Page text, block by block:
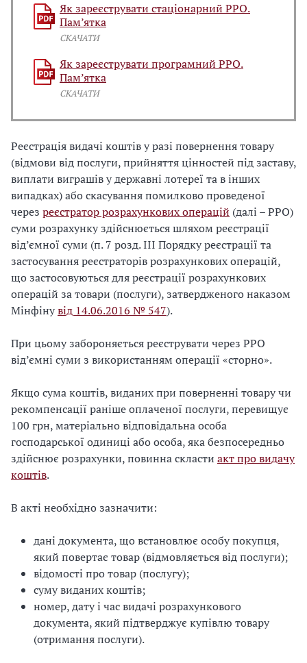
Як зареєструвати стаціонарний РРО.
Пам’ятка
СКАЧАТИ
Як зареєструвати програмний РРО.
Пам’ятка
СКАЧАТИ
Реєстрація видачі коштів у разі повернення товару
(відмови від послуги, прийняття цінностей під заставу,
виплати виграшів у державні лотереї та в інших
випадках) або скасування помилково проведеної
через реєстратор розрахункових операцій (далі – РРО)
суми розрахунку здійснюється шляхом реєстрації
від’ємної суми (п. 7 розд. III Порядку реєстрації та
застосування реєстраторів розрахункових операцій,
що застосовуються для реєстрації розрахункових
операцій за товари (послуги), затвердженого наказом
Мінфінувід 14.06.2016 № 547).
При цьому забороняється реєструвати через РРО
від’ємні суми з використанням операції «сторно».
Якщо сума коштів, виданих при поверненні товару чи
рекомпенсації раніше оплаченої послуги, перевищує
100 грн, матеріально відповідальна особа
господарської одиниці або особа, яка безпосередньо
здійснює розрахунки, повинна скласти акт про видачу
коштів.
В акті необхідно зазначити:
дані документа, що встановлює особу покупця,
який повертає товар (відмовляється від послуги);
відомості про товар (послугу);
суму виданих коштів;
номер, дату і час видачі розрахункового
документа, який підтверджує купівлю товару
(отримання послуги).